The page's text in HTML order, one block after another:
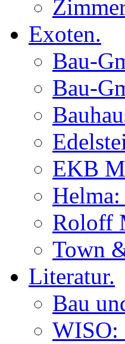
Exoten.
Bau-
Bau-
EKB
Roloff
Town
Literatur.
Bau
WISO: